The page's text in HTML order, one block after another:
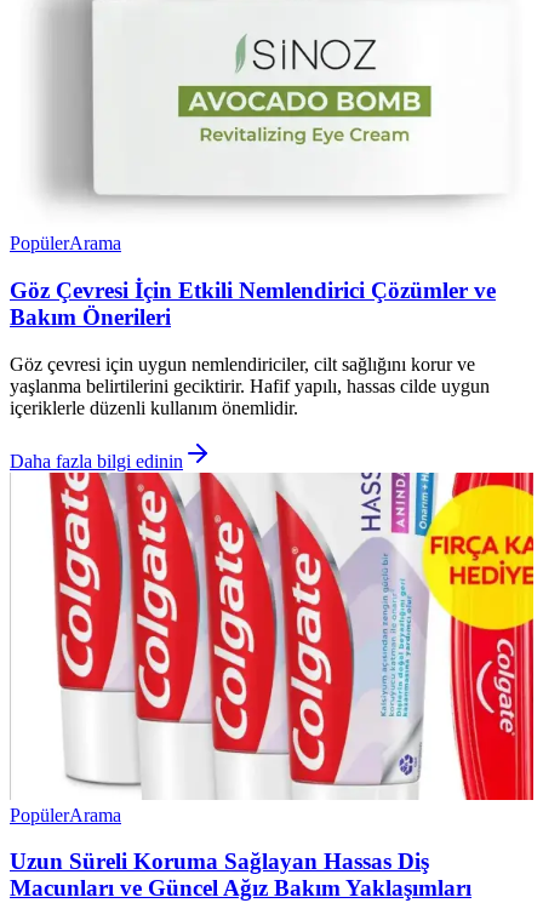
PopülerArama
Göz Çevresi İçin Etkili Nemlendirici Çözümler ve
Bakım Önerileri
Göz çevresi için uygun nemlendiriciler, cilt sağlığını korur ve
yaşlanma belirtilerini geciktirir. Hafif yapılı, hassas cilde uygun
içeriklerle düzenli kullanım önemlidir.
Daha fazla bilgi edinin
PopülerArama
Uzun Süreli Koruma Sağlayan Hassas Diş
Macunları ve Güncel Ağız Bakım Yaklaşımları